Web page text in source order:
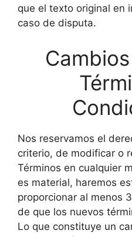
que el texto original en
caso de disputa.
Nos reservamos el
criterio, de modificar o
Términos en cualquier
es material, haremos
proporcionar al menos
de que los nuevos
Lo que constituye un